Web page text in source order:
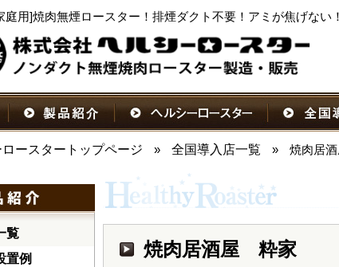
庭用]焼肉無煙ロースター！排煙ダクト不要！アミが焦げない！
ースタートップページ » 全国導入店一覧 » 焼肉居
覧
置例
焼肉居酒屋 粋家